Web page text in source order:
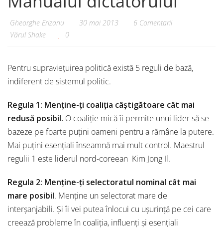
Gheorghe Erizanu 30 mai 2013
6 Comentarii
Vărul Shake
0
Pentru supraviețuirea politică există 5 reguli de bază,
indiferent de sistemul politic.
Regula 1: Menține-ți coaliția câștigătoare cât mai
redusă posibil. O coaliție mică îi permite unui lider să se
bazeze pe foarte puțini oameni pentru a rămâne la putere.
Mai puțini esențiali înseamnă mai mult control. Maestrul
regulii 1 este liderul nord-coreean Kim Jong Il.
Regula 2: Menține-ți selectoratul nominal cât mai
mare posibil. Menține un selectorat mare de
interșanjabili. Și îi vei putea înlocui cu ușurință pe cei care
creează probleme în coaliția, influenți și esențiali